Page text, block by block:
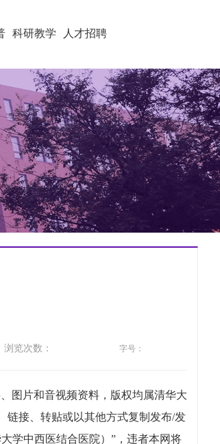
科研教学 人才招聘
浏览次数： 字号：
图片和音视频资料，版权均属清华大
链接、转贴或以其他方式复制发布/发
学中西医结合医院）”，违者本网将